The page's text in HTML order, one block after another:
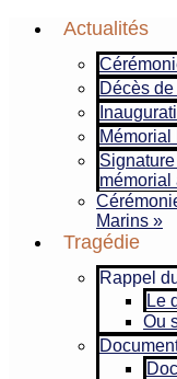
Aller
Actualités
Décès de
Mémorial
mémorial
Marins »
Tragédie
Rappel
Le
Ou